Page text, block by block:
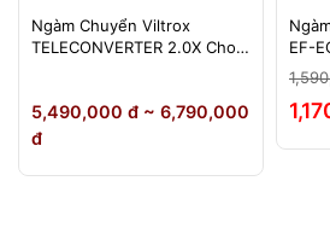
Ngàm Chuyển Viltrox
TELECONVERTER 2.0X Cho
Tháng
5,490,000 đ ~ 6,790,000
đ
EF-